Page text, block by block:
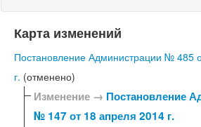
Карта изменений
Постановление Администрации № 485
г. (отменено)
Изменение → Постановление
№ 147 от 18 апреля 2014 г.